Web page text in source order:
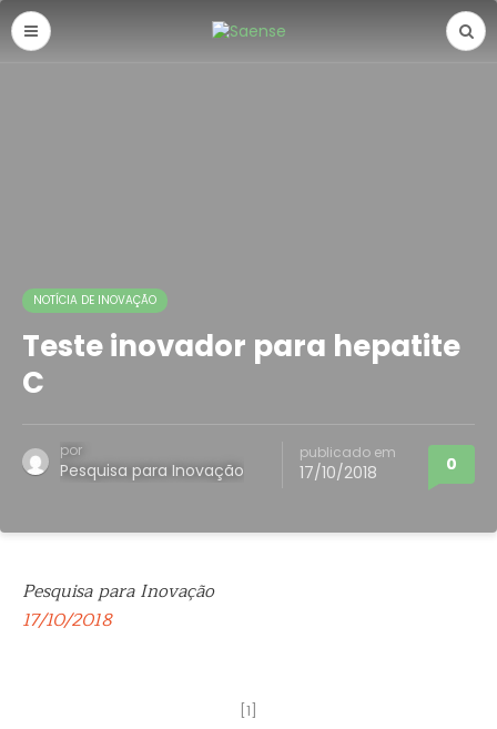
NOTÍCIA DE INOVAÇÃO
Teste inovador para hepatite
C
por
Pesquisa para Inovação
publicado em
17/10/2018 0
Pesquisa para Inovação
17/10/2018
[1]